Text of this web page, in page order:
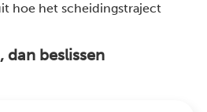
hoe het scheidingstraject
dan beslissen